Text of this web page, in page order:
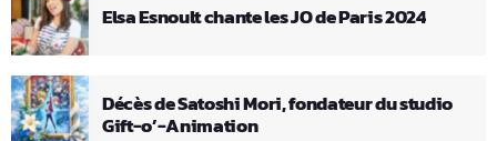
Elsa Esnoult chante les JO de Paris 2024
Décès de Satoshi Mori, fondateur du studio
Gift-o’-Animation